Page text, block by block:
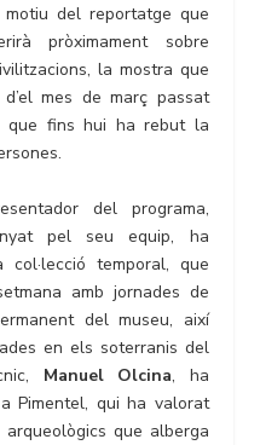
del reportatge que
pròximament sobre
la mostra que
mes de març passat
que fins hui ha rebut la
del programa,
pel seu equip, ha
col·lecció temporal, que
amb jornades de
del museu, així
en els soterranis del
Manuel Olcina, ha
Pimentel, qui ha valorat
que alberga